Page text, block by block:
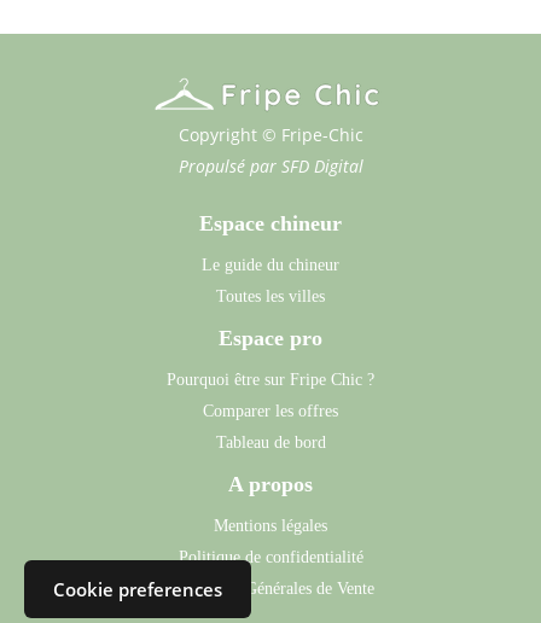
Cookie preferences
Copyright © Fripe-Chic
Propulsé par SFD Digital
Espace chineur
Le guide du chineur
Toutes les villes
Espace pro
Pourquoi être sur Fripe Chic ?
Comparer les offres
Tableau de bord
A propos
Mentions légales
Politique de confidentialité
Conditions Générales de Vente